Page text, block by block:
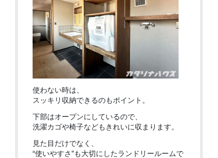
使わない時は、
スッキリ収納できるのもポイント。
下部はオープンにしているので、
洗濯カゴや椅子などもきれいに収まります。
見た目だけでなく、
“使いやすさ”も大切にしたランドリールームで